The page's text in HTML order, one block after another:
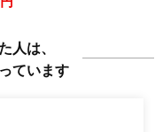
人は、
ています